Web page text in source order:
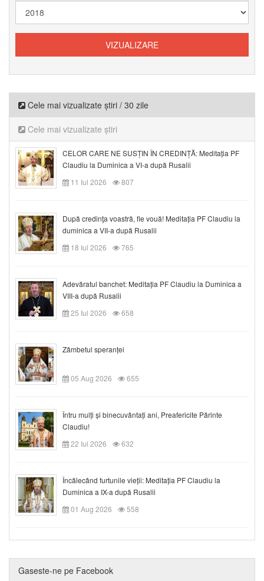
Cele mai vizualizate știri / 30 zile
Cele mai vizualizate știri
CELOR CARE NE SUSȚIN ÎN CREDINȚĂ: Meditația PF
Claudiu la Duminica a VI-a după Rusalii
11 Iul 2026
807
După credinţa voastră, fie vouă! Meditația PF Claudiu la
duminica a VII-a după Rusalii
18 Iul 2026
765
Adevăratul banchet: Meditația PF Claudiu la Duminica a
VIII-a după Rusalii
25 Iul 2026
658
Zâmbetul speranței
05 Aug 2026 655
Întru mulți și binecuvântați ani, Preafericite Părinte
Claudiu!
22 Iul 2026
632
Încălecând furtunile vieții: Meditația PF Claudiu la
Duminica a IX-a după Rusalii
01 Aug 2026
558
Gaseste-ne pe Facebook